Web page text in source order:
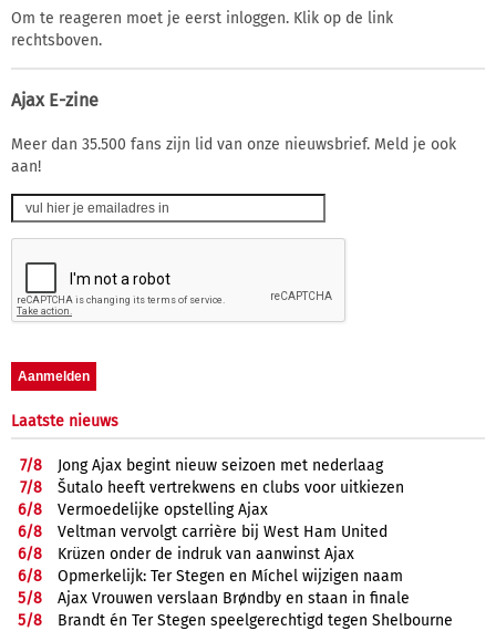
Om te reageren moet je eerst inloggen. Klik op de link
rechtsboven.
Ajax E-zine
Meer dan 35.500 fans zijn lid van onze nieuwsbrief. Meld je ook
aan!
Laatste nieuws
7/8
Jong Ajax begint nieuw seizoen met nederlaag
7/8
Šutalo heeft vertrekwens en clubs voor uitkiezen
6/8
Vermoedelijke opstelling Ajax
6/8
Veltman vervolgt carrière bij West Ham United
6/8
Krüzen onder de indruk van aanwinst Ajax
6/8
Opmerkelijk: Ter Stegen en Míchel wijzigen naam
5/8
Ajax Vrouwen verslaan Brøndby en staan in finale
5/8
Brandt én Ter Stegen speelgerechtigd tegen Shelbourne